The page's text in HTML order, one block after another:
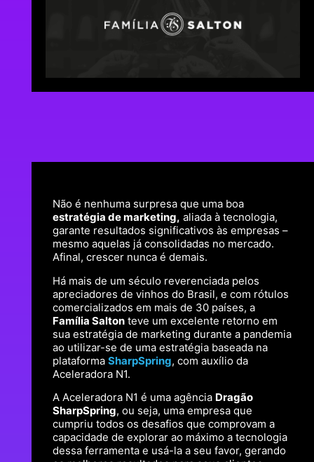
Não é nenhuma surpresa que uma boa
estratégia de marketing, aliada à tecnologia,
garante resultados significativos às empresas –
mesmo aquelas já consolidadas no mercado.
Afinal, crescer nunca é demais.
Há mais de um século reverenciada pelos
apreciadores de vinhos do Brasil, e com rótulos
comercializados em mais de 30 países, a
Família Saltonteve um excelente retorno em
sua estratégia de marketing durante a pandemia
ao utilizar-se de uma estratégia baseada na
plataforma SharpSpring, com auxílio da
Aceleradora N1.
A Aceleradora N1 é uma agência Dragão
SharpSpring, ou seja, uma empresa que
cumpriu todos os desafios que comprovam a
capacidade de explorar ao máximo a tecnologia
dessa ferramenta e usá-la a seu favor, gerando